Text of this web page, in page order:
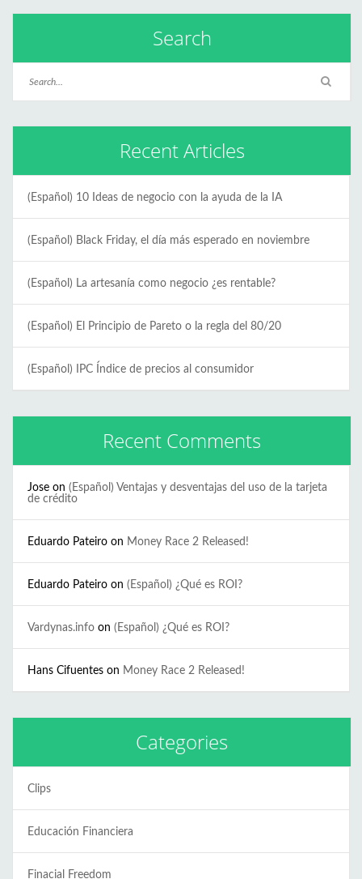
Search
Recent Articles
(Español) 10 Ideas de negocio con la ayuda de la IA
(Español) Black Friday, el día más esperado en noviembre
(Español) La artesanía como negocio ¿es rentable?
(Español) El Principio de Pareto o la regla del 80/20
(Español) IPC Índice de precios al consumidor
Recent Comments
Jose on (Español) Ventajas y desventajas del uso de la tarjeta
de crédito
Eduardo Pateiro on Money Race 2 Released!
Eduardo Pateiro on (Español) ¿Qué es ROI?
Vardynas.info on (Español) ¿Qué es ROI?
Hans Cifuentes on Money Race 2 Released!
Categories
Clips
Educación Financiera
Finacial Freedom